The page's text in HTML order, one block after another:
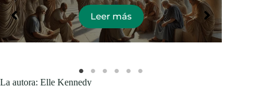
Leer más
La autora: Elle Kennedy